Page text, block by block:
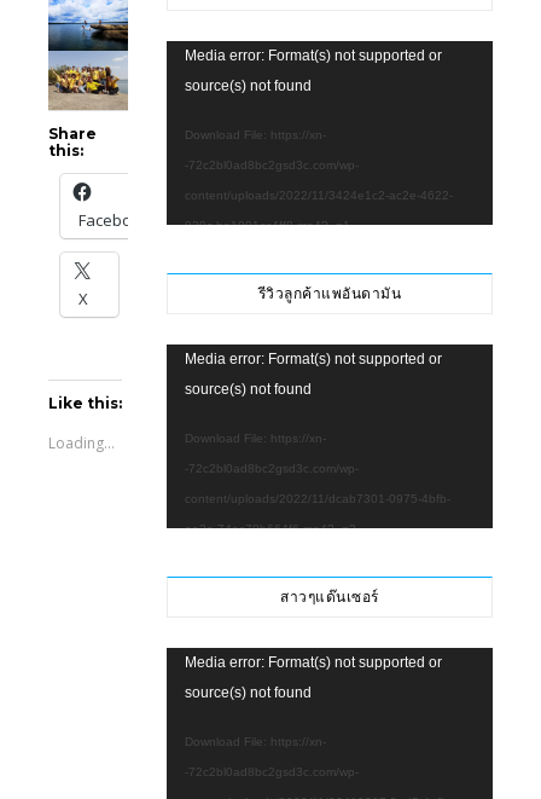
Share
this:
Facebook
X
Like this:
Loading...
Video
Player
Media error: Format(s) not supported or
source(s) not found
Download File: https://xn-
-72c2bl0ad8bc2gsd3c.com/wp-
content/uploads/2022/11/3424e1c2-ac2e-4622-
939c-be1901cc4ff8.mp4?_=1
-72c2bl0ad8bc2gsd3c.com/wp-
939c-be1901cc4ff8.mp4?_=1
รีวิวลูกค้าแพอันดามัน
Video
Player
Media error: Format(s) not supported or
source(s) not found
Download File: https://xn-
-72c2bl0ad8bc2gsd3c.com/wp-
content/uploads/2022/11/dcab7301-0975-4bfb-
ae3e-74ac70b664f6.mp4?_=2
-72c2bl0ad8bc2gsd3c.com/wp-
ae3e-74ac70b664f6.mp4?_=2
สาวๆแด๊นเซอร์
Video
Player
Media error: Format(s) not supported or
source(s) not found
Download File: https://xn-
-72c2bl0ad8bc2gsd3c.com/wp-